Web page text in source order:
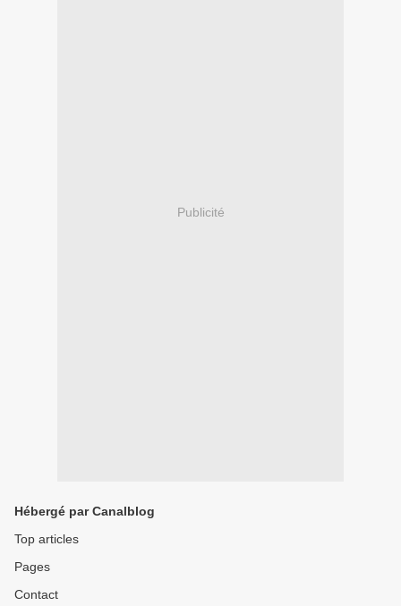
Publicité
Hébergé par Canalblog
Top articles
Pages
Contact